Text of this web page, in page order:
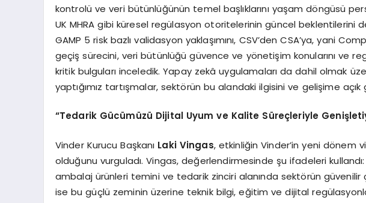
kontrolü ve veri bütünlüğünün temel başlıklarını yaşam döngüsü
UK MHRA gibi küresel regülasyon otoritelerinin güncel beklentilerini
GAMP 5 risk bazlı validasyon yaklaşımını, CSV’den CSA’ya, yani
geçiş sürecini, veri bütünlüğü güvence ve yönetişim konularını ve
kritik bulguları inceledik. Yapay zekâ uygulamaları da dahil olmak
yaptığımız tartışmalar, sektörün bu alandaki ilgisini ve gelişime
“Tedarik Gücümüzü Dijital Uyum ve Kalite Süreçleriyle
Vinder Kurucu Başkanı Laki Vingas, etkinliğin Vinder’in yeni dönem
olduğunu vurguladı. Vingas, değerlendirmesinde şu ifadeleri
ambalaj ürünleri temini ve tedarik zinciri alanında sektörün güvenilir
ise bu güçlü zeminin üzerine teknik bilgi, eğitim ve dijital